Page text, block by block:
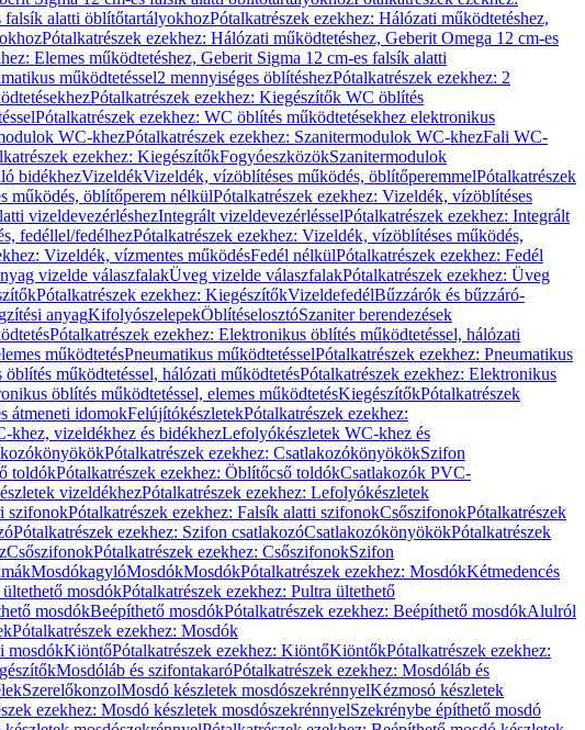
falsík alatti öblítőtartályokhozPótalkatrészek ezekhez: Hálózati működtetéshez,
Pótalkatrészek ezekhez: Hálózati működtetéshez, Geberit Omega 12 cm-es
Elemes működtetéshez, Geberit Sigma 12 cm-es falsík alatti
működtetéssel2 mennyiséges öblítéshezPótalkatrészek ezekhez: 2
Pótalkatrészek ezekhez: Kiegészítők WC öblítés
Pótalkatrészek ezekhez: WC öblítés működtetésekhez elektronikus
WC-khezPótalkatrészek ezekhez: Szanitermodulok WC-khezFali WC-
ezekhez: KiegészítőkFogyóeszközökSzanitermodulok
bidékhezVizeldékVizeldék, vízöblítéses működés, öblítőperemmelPótalkatrészek
működés, öblítőperem nélkülPótalkatrészek ezekhez: Vizeldék, vízöblítéses
vizeldevezérléshezIntegrált vizeldevezérlésselPótalkatrészek ezekhez: Integrált
fedéllel/fedélhezPótalkatrészek ezekhez: Vizeldék, vízöblítéses működés,
Vizeldék, vízmentes működésFedél nélkülPótalkatrészek ezekhez: Fedél
vizelde válaszfalakÜveg vizelde válaszfalakPótalkatrészek ezekhez: Üveg
Pótalkatrészek ezekhez: KiegészítőkVizeldefedélBűzzárók és bűzzáró-
anyagKifolyószelepekÖblítéselosztóSzaniter berendezések
Pótalkatrészek ezekhez: Elektronikus öblítés működtetéssel, hálózati
működtetésPneumatikus működtetésselPótalkatrészek ezekhez: Pneumatikus
működtetéssel, hálózati működtetésPótalkatrészek ezekhez: Elektronikus
öblítés működtetéssel, elemes működtetésKiegészítőkPótalkatrészek
átmeneti idomokFelújítókészletekPótalkatrészek ezekhez:
khez, vizeldékhez és bidékhezLefolyókészletek WC-khez és
Pótalkatrészek ezekhez: CsatlakozókönyökökSzifon
toldókPótalkatrészek ezekhez: Öblítőcső toldókCsatlakozók PVC-
vizeldékhezPótalkatrészek ezekhez: Lefolyókészletek
szifonokPótalkatrészek ezekhez: Falsík alatti szifonokCsőszifonokPótalkatrészek
Pótalkatrészek ezekhez: Szifon csatlakozóCsatlakozókönyökökPótalkatrészek
CsőszifonokPótalkatrészek ezekhez: CsőszifonokSzifon
MosdókagylóMosdókMosdókPótalkatrészek ezekhez: MosdókKétmedencés
mosdókPótalkatrészek ezekhez: Pultra ültethető
mosdókBeépíthető mosdókPótalkatrészek ezekhez: Beépíthető mosdókAlulról
Pótalkatrészek ezekhez: Mosdók
mosdókKiöntőPótalkatrészek ezekhez: KiöntőKiöntőkPótalkatrészek ezekhez:
Mosdóláb és szifontakaróPótalkatrészek ezekhez: Mosdóláb és
SzerelőkonzolMosdó készletek mosdószekrénnyelKézmosó készletek
ezekhez: Mosdó készletek mosdószekrénnyelSzekrénybe építhető mosdó